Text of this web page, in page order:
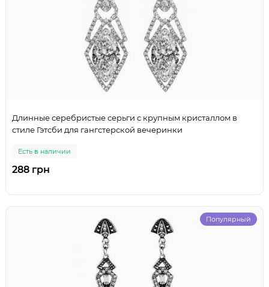
Длинные серебристые серьги с крупным кристаллом в
стиле Гэтсби для гангстерской вечеринки
Есть в наличии
288 грн
Популярный